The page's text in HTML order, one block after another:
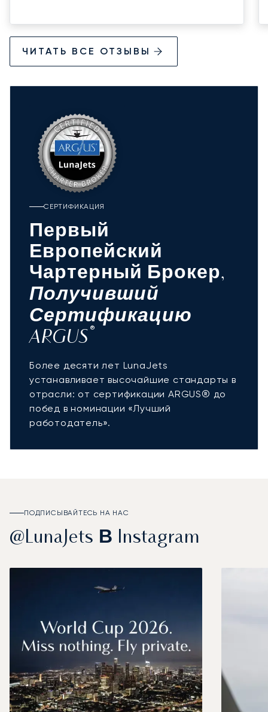
ЧИТАТЬ ВСЕ ОТЗЫВЫ
СЕРТИФИКАЦИЯ
Первый
Европейский
Чартерный Брокер,
Получивший
Сертификацию
ARGUS ®
Более десяти лет LunaJets
устанавливает высочайшие стандарты в
отрасли: от сертификации ARGUS® до
побед в номинации «Лучший
работодатель».
ПОДПИСЫВАЙТЕСЬ НА НАС
@LunaJets В Instagram